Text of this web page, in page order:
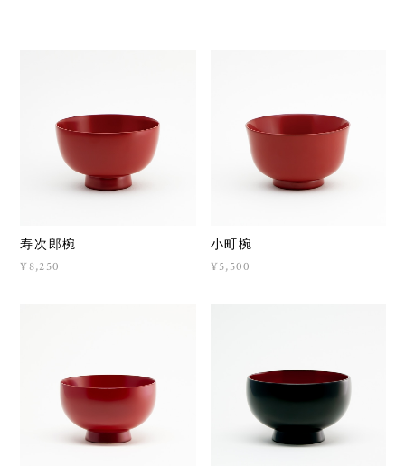
寿次郎椀
¥8,250
小町椀
¥5,500